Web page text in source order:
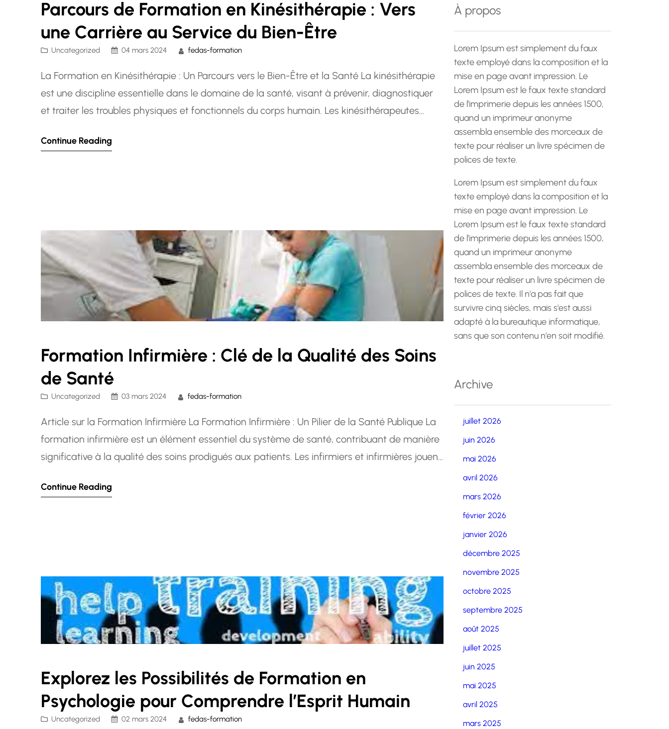
Parcours de Formation en Kinésithérapie : Vers
une Carrière au Service du Bien-Être
Uncategorized 04 mars 2024 fedas-formation
La Formation en Kinésithérapie : Un Parcours vers le Bien-Être et la Santé La kinésithérapie
est une discipline essentielle dans le domaine de la santé, visant à prévenir, diagnostiquer
et traiter les troubles physiques et fonctionnels du corps humain. Les kinésithérapeutes
Continue Reading
Formation Infirmière : Clé de la Qualité des Soins
de Santé
Uncategorized 03 mars 2024 fedas-formation
Article sur la Formation Infirmière La Formation Infirmière : Un Pilier de la Santé Publique La
formation infirmière est un élément essentiel du système de santé, contribuant de manière
significative à la qualité des soins prodigués aux patients. Les infirmiers et infirmières jouent
Continue Reading
Explorez les Possibilités de Formation en
Psychologie pour Comprendre l’Esprit Humain
Uncategorized 02 mars 2024 fedas-formation
r
c
h
e
À propos
Lorem Ipsum est simplement du faux
texte employé dans la composition et la
mise en page avant impression. Le
Lorem Ipsum est le faux texte standard
de l'imprimerie depuis les années 1500,
quand un imprimeur anonyme
assembla ensemble des morceaux de
texte pour réaliser un livre spécimen de
polices de texte.
Lorem Ipsum est simplement du faux
texte employé dans la composition et la
mise en page avant impression. Le
Lorem Ipsum est le faux texte standard
de l'imprimerie depuis les années 1500,
quand un imprimeur anonyme
assembla ensemble des morceaux de
texte pour réaliser un livre spécimen de
polices de texte. Il n'a pas fait que
survivre cinq siècles, mais s'est aussi
adapté à la bureautique informatique,
sans que son contenu n'en soit modifié.
Archive
juillet 2026
juin 2026
mai 2026
avril 2026
mars 2026
février 2026
janvier 2026
décembre 2025
novembre 2025
octobre 2025
septembre 2025
août 2025
juillet 2025
juin 2025
mai 2025
avril 2025
mars 2025